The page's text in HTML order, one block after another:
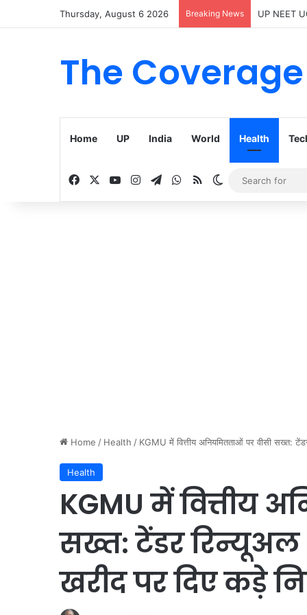
Thursday, August 6 2026 Breaking News UP NEET
The Coverage
Home UP India World Health
Facebook YouTubeInstagramTelegramWhatsApp
RSS Switch skin
Home / Health / KGMU में वित्तीय अनियमितताओं पर वीसी सख्त:
Health
KGMU में वित्तीय
सख्त: टेंडर रिन्यूअल
खरीद पर दिए कड़े